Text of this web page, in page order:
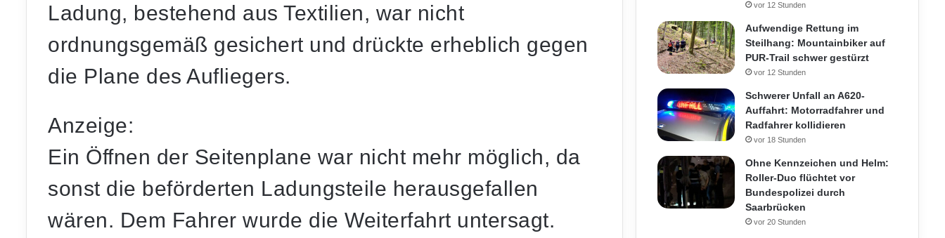
Ladung, bestehend aus Textilien, war nicht
ordnungsgemäß gesichert und drückte erheblich gegen
die Plane des Aufliegers.
Anzeige:
Ein Öffnen der Seitenplane war nicht mehr möglich, da
sonst die beförderten Ladungsteile herausgefallen
wären. Dem Fahrer wurde die Weiterfahrt untersagt.
vor 12 Stunden
Aufwendige Rettung im
Steilhang: Mountainbiker auf
PUR-Trail schwer gestürzt
vor 12 Stunden
Schwerer Unfall an A620-
Auffahrt: Motorradfahrer und
Radfahrer kollidieren
vor 18 Stunden
Ohne Kennzeichen und Helm:
Roller-Duo flüchtet vor
Bundespolizei durch
Saarbrücken
vor 20 Stunden